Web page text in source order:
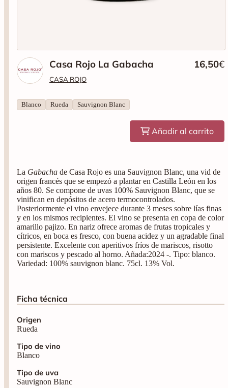
Casa Rojo La Gabacha
CASA ROJO
16,50€
Blanco Rueda Sauvignon Blanc
Añadir al carrito
La Gabacha de Casa Rojo es una Sauvignon Blanc, una vid de
origen francés que se empezó a plantar en Castilla León en los
años 80. Se compone de uvas 100% Sauvignon Blanc, que se
vinifican en depósitos de acero termocontrolados.
Posteriormente el vino envejece durante 3 meses sobre lías finas
y en los mismos recipientes. El vino se presenta en copa de color
amarillo pajizo. En nariz ofrece aromas de frutas tropicales y
cítricos, en boca es fresco, con buena acidez y un agradable final
persistente. Excelente con aperitivos fríos de mariscos, risotto
con mariscos y pescado al horno. Añada:2024 -. Tipo: blanco.
Variedad: 100% sauvignon blanc. 75cl. 13% Vol.
Ficha técnica
Origen
Rueda
Tipo de vino
Blanco
Tipo de uva
Sauvignon Blanc